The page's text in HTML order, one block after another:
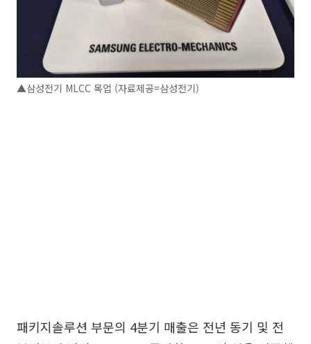
▲삼성전기 MLCC 목업 (자료제공=삼성전기)
패키지솔루션 부문의 4분기 매출은 전년 동기 및 전